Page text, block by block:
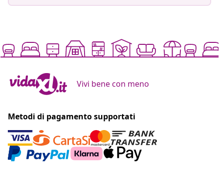
Vivi bene con meno
Metodi di pagamento supportati